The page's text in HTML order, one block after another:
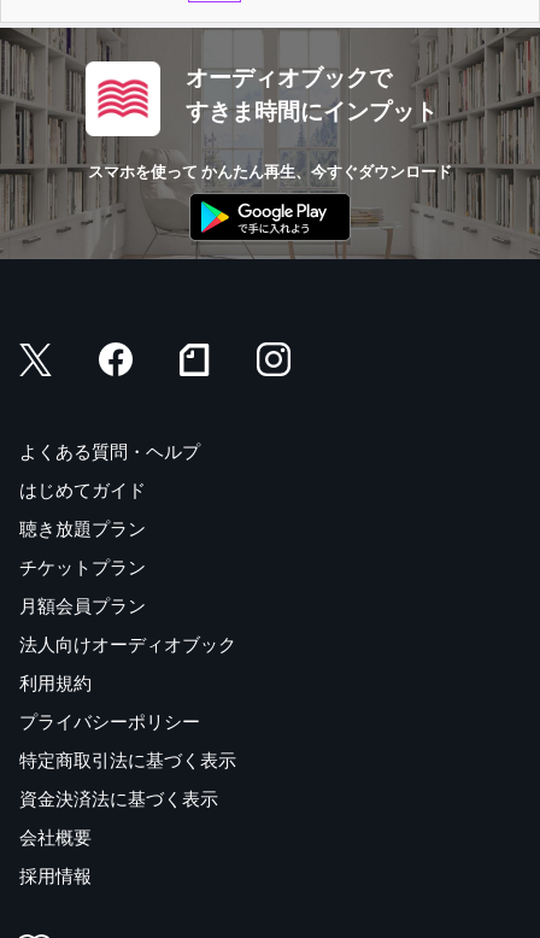
オーディオブックで
すきま時間にインプット
スマホを使って かんたん再生、今すぐダウンロード
よくある質問・ヘルプ
はじめてガイド
聴き放題プラン
チケットプラン
月額会員プラン
法人向けオーディオブック
利用規約
プライバシーポリシー
特定商取引法に基づく表示
資金決済法に基づく表示
会社概要
採用情報